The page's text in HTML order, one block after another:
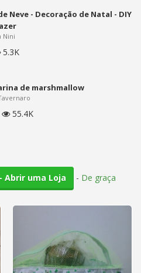
Neve - Decoração de Natal - DIY
Nini
5.3K
de marshmallow
55.4K
Abrir uma Loja - De graça